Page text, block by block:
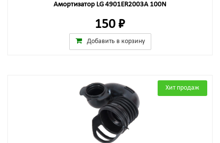
Амортизатор LG 4901ER2003A 100N
150 ₽
Добавить в корзину
Хит продаж